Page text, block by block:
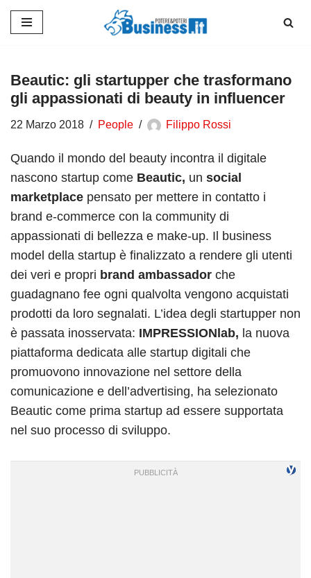
contenuto
Beautic: gli startupper che trasformano
gli appassionati di beauty in influencer
22 Marzo 2018 People Filippo Rossi
Quando il mondo del beauty incontra il digitale
nascono startup come Beautic, un social
marketplace pensato per mettere in contatto i
brand e-commerce con la community di
appassionati di bellezza e make-up. Il business
model della startup è finalizzato a rendere gli utenti
dei veri e propri brand ambassador che
guadagnano fee ogni qualvolta vengono acquistati
prodotti da loro segnalati. L’idea degli startupper non
è passata inosservata: IMPRESSIONlab, la nuova
piattaforma dedicata alle startup digitali che
promuovono innovazione nel settore della
comunicazione e dell’advertising, ha selezionato
Beautic come prima startup ad essere supportata
nel suo processo di sviluppo.